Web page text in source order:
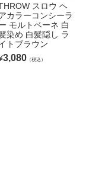
スロウ ヘ
カラーコンシーラ
モルトベーネ 白
染め 白髪隠し ラ
トブラウン
3,080（税込）